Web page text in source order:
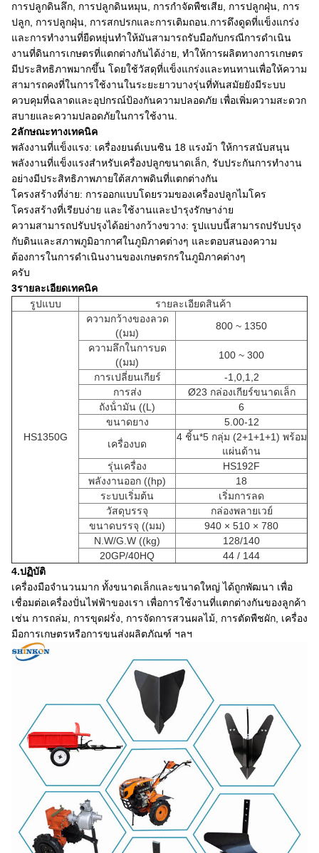
การปลูกดินลึก, การปลูกดินหมุน, การกําจัดพืชเสีย, การปลูกฝุ่น, การ
ปลูก, การปลูกฝุ่น, การสกปรกและการเติมถอน.การดึงดูดที่แข็งแกร่ง
และการทํางานที่ยืดหยุ่นทําให้มันสามารถรับมือกับกรณีการดําเนิน
งานที่ดินการเกษตรที่แตกต่างกันได้ง่าย, ทําให้การผลิตทางการเกษตร
มีประสิทธิภาพมากขึ้น โดยใช้วัสดุที่แข็งแกร่งและทนทานเพื่อให้ความ
สามารถคงที่ในการใช้งานในระยะยาวบางรุ่นที่ทันสมัยยังมีระบบ
ควบคุมที่ฉลาดและอุปกรณ์ป้องกันความปลอดภัย เพื่อเพิ่มความสะดวก
สบายและความปลอดภัยในการใช้งาน.
2ลักษณะทางเทคนิค
พลังงานที่แข็งแรง: เครื่องยนต์เบนซิน 18 แรงม้า ให้การสนับสนุน
พลังงานที่แข็งแรงสําหรับเครื่องปลูกขนาดเล็ก, รับประกันการทํางาน
อย่างมีประสิทธิภาพภายใต้สภาพดินที่แตกต่างกัน
โครงสร้างที่ง่าย: การออกแบบโดยรวมของเครื่องปลูกไมโคร
โครงสร้างที่เรียบง่าย และใช้งานและบํารุงรักษาง่าย
ความสามารถปรับปรุงได้อย่างกว้างขวาง: รูปแบบนี้สามารถปรับปรุง
กับดินและสภาพภูมิอากาศในภูมิภาคต่างๆ และตอบสนองความ
ต้องการในการดําเนินงานของเกษตรกรในภูมิภาคต่างๆ
ครับ
3รายละเอียดเทคนิค
รูปแบบ
รายละเอียดสินค้า
HS1350G
ความกว้างของลวด
((มม)
800 ~ 1350
ความลึกในการบด
((มม)
100 ~ 300
การเปลี่ยนเกียร์
-1,0,1, 2
การส่ง
Ø23 กล่องเกียร์ขนาดเล็ก
ถังน้ํามัน ((L)
6
ขนาดยาง
5.00-12
เครื่องบด
4 ชิ้น*5 กลุ่ม (2+1+1+1) พร้อม
แผ่นด้าน
รุ่นเครื่อง
HS192F
พลังงานออก ((hp)
18
ระบบเริ่มต้น
เริ่มการลด
วัสดุบรรจุ
กล่องพลายเวย์
ขนาดบรรจุ ((มม)
940 × 510 × 780
N.W/G.W ((kg)
128/140
20GP/40HQ
44 / 144
4.ปฏิบัติ
เครื่องมือจํานวนมาก ทั้งขนาดเล็กและขนาดใหญ่ ได้ถูกพัฒนา เพื่อ
เชื่อมต่อเครื่องปั่นไฟฟ้าของเรา เพื่อการใช้งานที่แตกต่างกันของลูกค้า
เช่น การถล่ม, การขุดฝรั่ง, การจัดการสวนผลไม้, การตัดพืชผัก, เครื่อง
มือการเกษตรหรือการขนส่งผลิตภัณฑ์ ฯลฯ